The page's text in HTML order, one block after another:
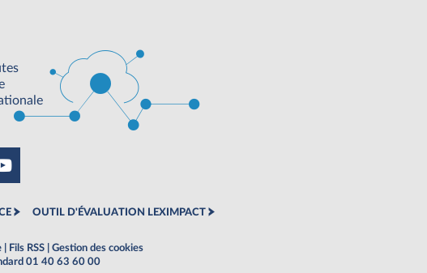
OUTIL D'ÉVALUATION LEXIMPACT
Fils RSS
Gestion des cookies
01 40 63 60 00